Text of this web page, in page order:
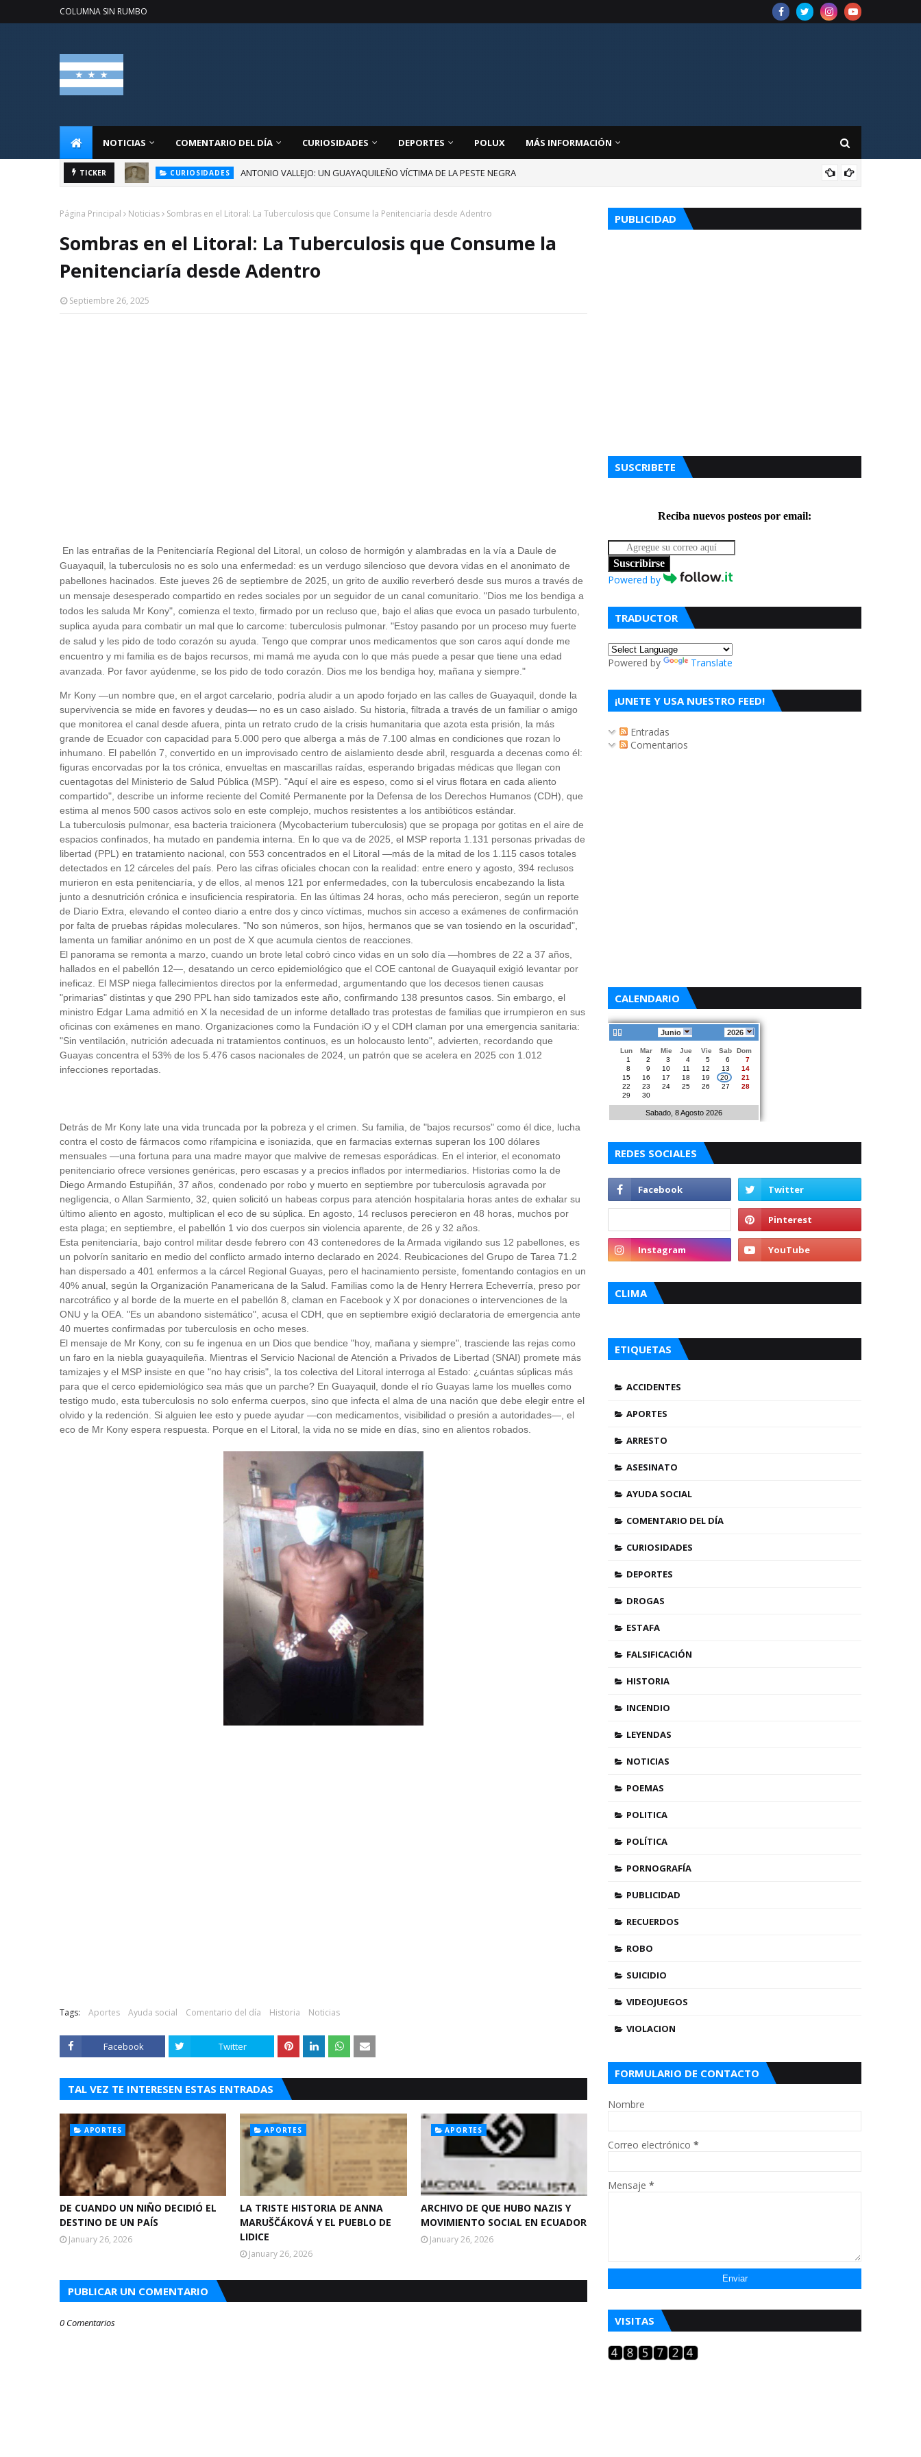
COLUMNA SIN RUMBO
NOTICIAS COMENTARIO DEL DÍA CURIOSIDADES DEPORTES POLUX MÁS INFORMACIÓN
TICKER CURIOSIDADES ANTONIO VALLEJO: UN GUAYAQUILEÑO VÍCTIMA DE LA PESTE NEGRA
Página Principal Noticias Sombras en el Litoral: La Tuberculosis que Consume la Penitenciaría desde Adentro
Sombras en el Litoral: La Tuberculosis que Consume la
Penitenciaría desde Adentro
Septiembre 26, 2025
En las entrañas de la Penitenciaría Regional del Litoral, un coloso de hormigón y alambradas en la vía a Daule de
Guayaquil, la tuberculosis no es solo una enfermedad: es un verdugo silencioso que devora vidas en el anonimato de
pabellones hacinados. Este jueves 26 de septiembre de 2025, un grito de auxilio reverberó desde sus muros a través de
un mensaje desesperado compartido en redes sociales por un seguidor de un canal comunitario. "Dios me los bendiga a
todos les saluda Mr Kony", comienza el texto, firmado por un recluso que, bajo el alias que evoca un pasado turbulento,
suplica ayuda para combatir un mal que lo carcome: tuberculosis pulmonar. "Estoy pasando por un proceso muy fuerte
de salud y les pido de todo corazón su ayuda. Tengo que comprar unos medicamentos que son caros aquí donde me
encuentro y mi familia es de bajos recursos, mi mamá me ayuda con lo que más puede a pesar que tiene una edad
avanzada. Por favor ayúdenme, se los pido de todo corazón. Dios me los bendiga hoy, mañana y siempre."
Mr Kony —un nombre que, en el argot carcelario, podría aludir a un apodo forjado en las calles de Guayaquil, donde la
supervivencia se mide en favores y deudas— no es un caso aislado. Su historia, filtrada a través de un familiar o amigo
que monitorea el canal desde afuera, pinta un retrato crudo de la crisis humanitaria que azota esta prisión, la más
grande de Ecuador con capacidad para 5.000 pero que alberga a más de 7.100 almas en condiciones que rozan lo
inhumano. El pabellón 7, convertido en un improvisado centro de aislamiento desde abril, resguarda a decenas como él:
figuras encorvadas por la tos crónica, envueltas en mascarillas raídas, esperando brigadas médicas que llegan con
cuentagotas del Ministerio de Salud Pública (MSP). "Aquí el aire es espeso, como si el virus flotara en cada aliento
compartido", describe un informe reciente del Comité Permanente por la Defensa de los Derechos Humanos (CDH), que
estima al menos 500 casos activos solo en este complejo, muchos resistentes a los antibióticos estándar.
La tuberculosis pulmonar, esa bacteria traicionera (Mycobacterium tuberculosis) que se propaga por gotitas en el aire de
espacios confinados, ha mutado en pandemia interna. En lo que va de 2025, el MSP reporta 1.131 personas privadas de
libertad (PPL) en tratamiento nacional, con 553 concentrados en el Litoral —más de la mitad de los 1.115 casos totales
detectados en 12 cárceles del país. Pero las cifras oficiales chocan con la realidad: entre enero y agosto, 394 reclusos
murieron en esta penitenciaría, y de ellos, al menos 121 por enfermedades, con la tuberculosis encabezando la lista
junto a desnutrición crónica e insuficiencia respiratoria. En las últimas 24 horas, ocho más perecieron, según un reporte
de Diario Extra, elevando el conteo diario a entre dos y cinco víctimas, muchos sin acceso a exámenes de confirmación
por falta de pruebas rápidas moleculares. "No son números, son hijos, hermanos que se van tosiendo en la oscuridad",
lamenta un familiar anónimo en un post de X que acumula cientos de reacciones.
El panorama se remonta a marzo, cuando un brote letal cobró cinco vidas en un solo día —hombres de 22 a 37 años,
hallados en el pabellón 12—, desatando un cerco epidemiológico que el COE cantonal de Guayaquil exigió levantar por
ineficaz. El MSP niega fallecimientos directos por la enfermedad, argumentando que los decesos tienen causas
"primarias" distintas y que 290 PPL han sido tamizados este año, confirmando 138 presuntos casos. Sin embargo, el
ministro Edgar Lama admitió en X la necesidad de un informe detallado tras protestas de familias que irrumpieron en sus
oficinas con exámenes en mano. Organizaciones como la Fundación iO y el CDH claman por una emergencia sanitaria:
"Sin ventilación, nutrición adecuada ni tratamientos continuos, es un holocausto lento", advierten, recordando que
Guayas concentra el 53% de los 5.476 casos nacionales de 2024, un patrón que se acelera en 2025 con 1.012
infecciones reportadas.
Detrás de Mr Kony late una vida truncada por la pobreza y el crimen. Su familia, de "bajos recursos" como él dice, lucha
contra el costo de fármacos como rifampicina e isoniazida, que en farmacias externas superan los 100 dólares
mensuales —una fortuna para una madre mayor que malvive de remesas esporádicas. En el interior, el economato
penitenciario ofrece versiones genéricas, pero escasas y a precios inflados por intermediarios. Historias como la de
Diego Armando Estupiñán, 37 años, condenado por robo y muerto en septiembre por tuberculosis agravada por
negligencia, o Allan Sarmiento, 32, quien solicitó un habeas corpus para atención hospitalaria horas antes de exhalar su
último aliento en agosto, multiplican el eco de su súplica. En agosto, 14 reclusos perecieron en 48 horas, muchos por
esta plaga; en septiembre, el pabellón 1 vio dos cuerpos sin violencia aparente, de 26 y 32 años.
Esta penitenciaría, bajo control militar desde febrero con 43 contenedores de la Armada vigilando sus 12 pabellones, es
un polvorín sanitario en medio del conflicto armado interno declarado en 2024. Reubicaciones del Grupo de Tarea 71.2
han dispersado a 401 enfermos a la cárcel Regional Guayas, pero el hacinamiento persiste, fomentando contagios en un
40% anual, según la Organización Panamericana de la Salud. Familias como la de Henry Herrera Echeverría, preso por
narcotráfico y al borde de la muerte en el pabellón 8, claman en Facebook y X por donaciones o intervenciones de la
ONU y la OEA. "Es un abandono sistemático", acusa el CDH, que en septiembre exigió declaratoria de emergencia ante
40 muertes confirmadas por tuberculosis en ocho meses.
El mensaje de Mr Kony, con su fe ingenua en un Dios que bendice "hoy, mañana y siempre", trasciende las rejas como
un faro en la niebla guayaquileña. Mientras el Servicio Nacional de Atención a Privados de Libertad (SNAI) promete más
tamizajes y el MSP insiste en que "no hay crisis", la tos colectiva del Litoral interroga al Estado: ¿cuántas súplicas más
para que el cerco epidemiológico sea más que un parche? En Guayaquil, donde el río Guayas lame los muelles como
testigo mudo, esta tuberculosis no solo enferma cuerpos, sino que infecta el alma de una nación que debe elegir entre el
olvido y la redención. Si alguien lee esto y puede ayudar —con medicamentos, visibilidad o presión a autoridades—, el
eco de Mr Kony espera respuesta. Porque en el Litoral, la vida no se mide en días, sino en alientos robados.
Tags: Aportes Ayuda social Comentario del día Historia Noticias
Facebook Twitter
TAL VEZ TE INTERESEN ESTAS ENTRADAS
APORTES
DE CUANDO UN NIÑO DECIDIÓ EL
DESTINO DE UN PAÍS
January 26, 2026
APORTES
LA TRISTE HISTORIA DE ANNA
MARUŠČÁKOVÁ Y EL PUEBLO DE
LIDICE
January 26, 2026
APORTES
ARCHIVO DE QUE HUBO NAZIS Y
MOVIMIENTO SOCIAL EN ECUADOR
January 26, 2026
PUBLICAR UN COMENTARIO
0 Comentarios
PUBLICIDAD
SUSCRIBETE
Reciba nuevos posteos por email:
Suscribirse
Powered by
TRADUCTOR
Powered by Translate
¡UNETE Y USA NUESTRO FEED!
Entradas
Comentarios
CALENDARIO
Junio 2026
Lun Mar Mie Jue Vie Sab
Dom
1
2 3 4 5 6
7
8
9 10 11 12 13
14
15
16 17 18 19 20
21
22
23 24 25 26 27
28
29
30
Sabado, 8 Agosto 2026
REDES SOCIALES
CLIMA
ETIQUETAS
ACCIDENTES
APORTES
ARRESTO
ASESINATO
AYUDA SOCIAL
COMENTARIO DEL DÍA
CURIOSIDADES
DEPORTES
DROGAS
ESTAFA
FALSIFICACIÓN
HISTORIA
INCENDIO
LEYENDAS
NOTICIAS
POEMAS
POLITICA
POLÍTICA
PORNOGRAFÍA
PUBLICIDAD
RECUERDOS
ROBO
SUICIDIO
VIDEOJUEGOS
VIOLACION
FORMULARIO DE CONTACTO
Nombre
Correo electrónico *
Mensaje *
VISITAS